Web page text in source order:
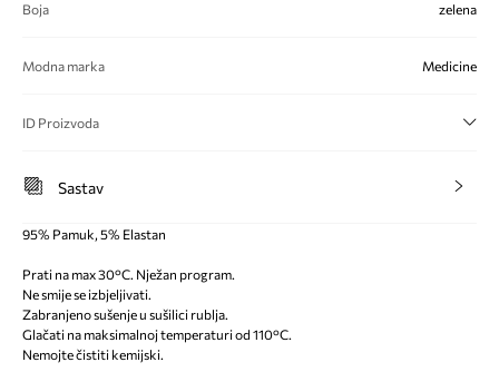
Boja zelena
Modna marka Medicine
ID Proizvoda
Sastav
95% Pamuk, 5% Elastan
Prati na max 30°C. Nježan program.
Ne smije se izbjeljivati.
Zabranjeno sušenje u sušilici rublja.
Glačati na maksimalnoj temperaturi od 110°C.
Nemojte čistiti kemijski.